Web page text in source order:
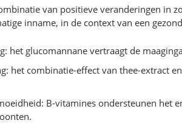
van positieve veranderingen in
inname, in de context van een
het glucomannane vertraagt de
het combinatie-effect van thee-extract
B-vitamines ondersteunen het